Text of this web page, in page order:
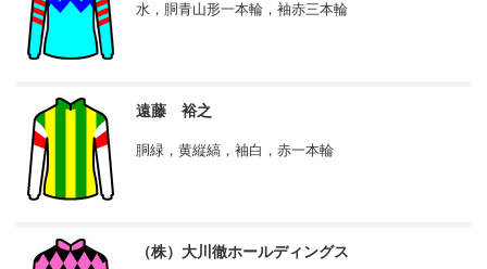
水，胴青山形一本輪，袖赤三本輪
遠藤 裕之
胴緑，黄縦縞，袖白，赤一本輪
（株）大川徹ホールディングス